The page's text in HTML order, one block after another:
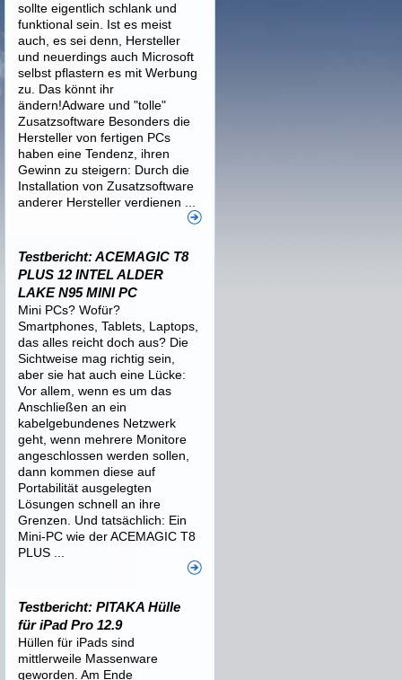
sollte eigentlich schlank und
funktional sein. Ist es meist
auch, es sei denn, Hersteller
und neuerdings auch Microsoft
selbst pflastern es mit Werbung
zu. Das könnt ihr
ändern!Adware und "tolle"
Zusatzsoftware Besonders die
Hersteller von fertigen PCs
haben eine Tendenz, ihren
Gewinn zu steigern: Durch die
Installation von Zusatzsoftware
anderer Hersteller verdienen ...
Testbericht: ACEMAGIC T8
PLUS 12 INTEL ALDER
LAKE N95 MINI PC
Mini PCs? Wofür?
Smartphones, Tablets, Laptops,
das alles reicht doch aus? Die
Sichtweise mag richtig sein,
aber sie hat auch eine Lücke:
Vor allem, wenn es um das
Anschließen an ein
kabelgebundenes Netzwerk
geht, wenn mehrere Monitore
angeschlossen werden sollen,
dann kommen diese auf
Portabilität ausgelegten
Lösungen schnell an ihre
Grenzen. Und tatsächlich: Ein
Mini-PC wie der ACEMAGIC T8
PLUS ...
Testbericht: PITAKA Hülle
für iPad Pro 12.9
Hüllen für iPads sind
mittlerweile Massenware
geworden. Am Ende